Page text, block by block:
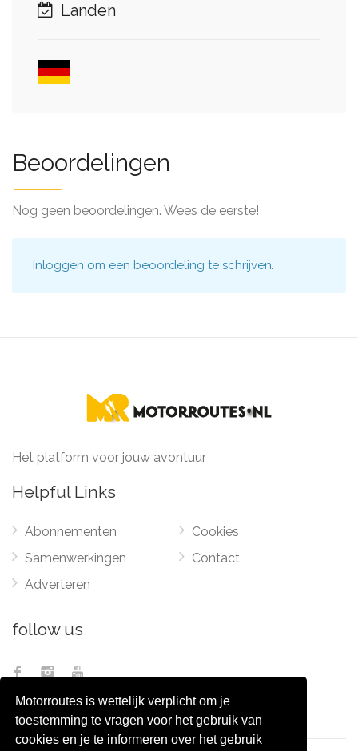
Motorroutes is wettelijk verplicht om je
toestemming te vragen voor het gebruik van
cookies en je te informeren over het gebruik
Landen
Beoordelingen
Nog geen beoordelingen. Wees de eerste!
Inloggen om een beoordeling te schrijven.
Het platform voor jouw avontuur
Helpful Links
Abonnementen
Samenwerkingen
Adverteren
Cookies
Contact
follow us